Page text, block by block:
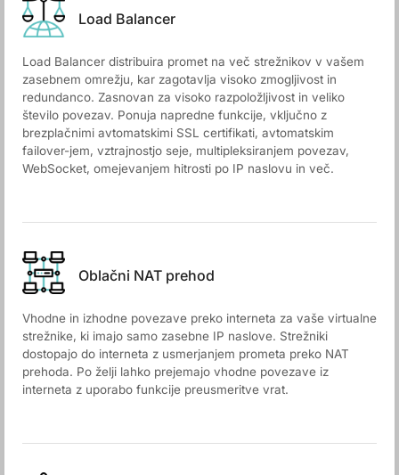
Load Balancer
Load Balancer distribuira promet na več strežnikov v vašem
zasebnem omrežju, kar zagotavlja visoko zmogljivost in
redundanco. Zasnovan za visoko razpoložljivost in veliko
število povezav. Ponuja napredne funkcije, vključno z
brezplačnimi avtomatskimi SSL certifikati, avtomatskim
failover-jem, vztrajnostjo seje, multipleksiranjem povezav,
WebSocket, omejevanjem hitrosti po IP naslovu in več.
Oblačni NAT prehod
Vhodne in izhodne povezave preko interneta za vaše virtualne
strežnike, ki imajo samo zasebne IP naslove. Strežniki
dostopajo do interneta z usmerjanjem prometa preko NAT
prehoda. Po želji lahko prejemajo vhodne povezave iz
interneta z uporabo funkcije preusmeritve vrat.